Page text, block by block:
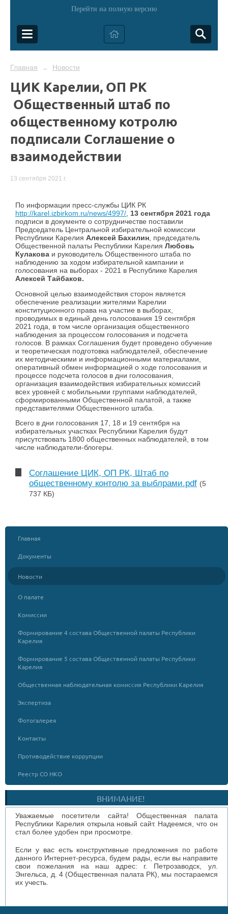
Перейти на полную версию
Главная → Новости
ЦИК Карелии, ОП РК
Общественный штаб по
общественному котролю
подписали Соглашение о
взаимодействии
13 сентября 2021 г.
По информации пресс-службы ЦИК РК
http://karel.izbirkom.ru/news/4997/ 13 сентября 2021 года
подписи в документе о сотрудничестве поставили
Председатель Центральной избирательной комиссии
Республики Карелия Алексей Бахилин , председатель
Общественной палаты Республики Карелия Любовь
Кулакова и руководитель Общественного штаба по
наблюдению за ходом избирательной кампании и
голосования на выборах - 2021 в Республике Карелия
Алексей Тайбаков.
Основной целью взаимодействия сторон является
обеспечение реализации жителями Карелии
конституционного права на участие в выборах,
проводимых в единый день голосования 19 сентября
2021 года, в том числе организация общественного
наблюдения за процессом голосования и подсчета
голосов. В рамках Соглашения будет проведено обучение
и теоретическая подготовка наблюдателей, обеспечение
их методическими и информационными материалами,
оперативный обмен информацией о ходе голосования и
процессе подсчета голосов в дни голосования,
организация взаимодействия избирательных комиссий
всех уровней с мобильными группами наблюдателей,
сформированными Общественной палатой, а также
представителями Общественного штаба.
Всего в дни голосования 17, 18 и 19 сентября на
избирательных участках Республики Карелия будут
присутствовать 1800 общественных наблюдателей, в том
числе наблюдатели-блогеры.
Соглашение ЦИК, ОП РК, Штаб по
общественному контолю за выблрами.pdf (5
737 КБ)
Главная
Документы
Новости
О палате
Комиссии
Формирование 4 состава Общественной палаты Республики
Карелия
Формирование 5 состава Общественной палаты Республики
Карелия
Общественная наблюдательная комиссия Республики Карелия
Экспертиза
Фотогалерея
Контакты
Противодействие коррупции
Реестр СО НКО
ВНИМАНИЕ!
Уважаемые посетители сайта! Общественная палата
Республики Карелия открыла новый сайт. Надеемся, что он
стал более удобен при просмотре.
Если у вас есть конструктивные предложения по работе
данного Интернет-ресурса, будем рады, если вы направите
свои пожелания на наш адрес: г. Петрозаводск, ул.
Энгельса, д. 4 (Общественная палата РК), мы постараемся
их учесть.